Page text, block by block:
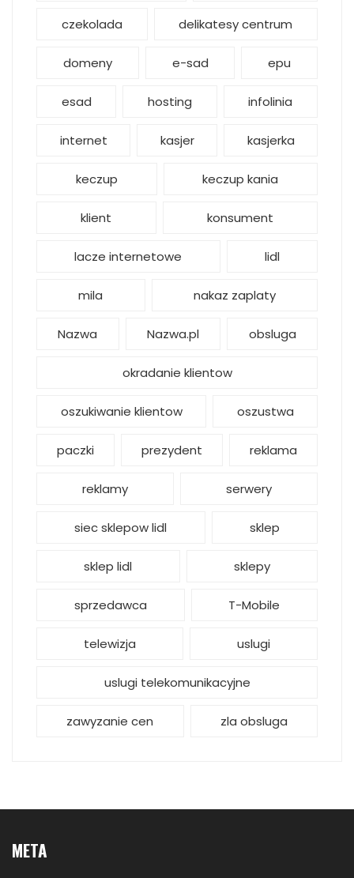
czekolada delikatesy centrum
domeny e-sad epu
esad hosting infolinia
internet kasjer kasjerka
keczup keczup kania
klient konsument
lacze internetowe lidl
mila nakaz zaplaty
Nazwa Nazwa.pl obsluga
okradanie klientow
oszukiwanie klientow oszustwa
paczki prezydent reklama
reklamy serwery
siec sklepow lidl sklep
sklep lidl sklepy
sprzedawca T-Mobile
telewizja uslugi
uslugi telekomunikacyjne
zawyzanie cen zla obsluga
META